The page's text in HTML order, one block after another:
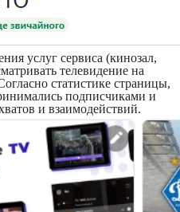
услуг сервиса (кинозал,
телевидение на
статистике страницы,
подписчиками и
и взаимодействий.